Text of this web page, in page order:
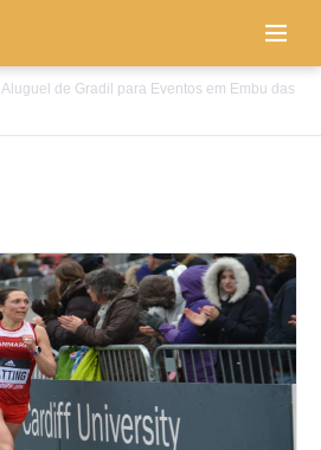
Aluguel de Gradil para Eventos em Embu das